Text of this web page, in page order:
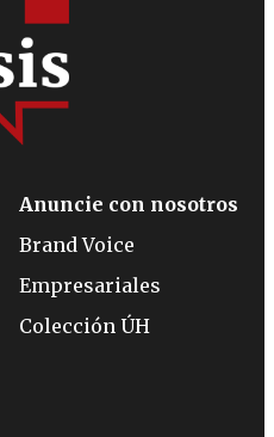
Anuncie con nosotros
Brand Voice
Empresariales
Colección ÚH